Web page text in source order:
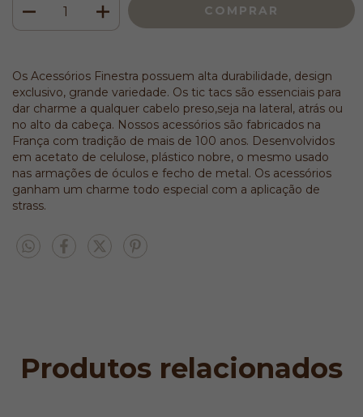
Os Acessórios Finestra possuem alta durabilidade, design
exclusivo, grande variedade. Os tic tacs são essenciais para
dar charme a qualquer cabelo preso,seja na lateral, atrás ou
no alto da cabeça. Nossos acessórios são fabricados na
França com tradição de mais de 100 anos. Desenvolvidos
em acetato de celulose, plástico nobre, o mesmo usado
nas armações de óculos e fecho de metal. Os acessórios
ganham um charme todo especial com a aplicação de
strass.
Produtos relacionados